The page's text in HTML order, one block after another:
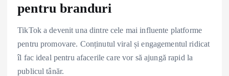
pentru branduri
TikTok a devenit una dintre cele mai influente platforme
pentru promovare. Conținutul viral și engagementul ridicat
îl fac ideal pentru afacerile care vor să ajungă rapid la
publicul tânăr.